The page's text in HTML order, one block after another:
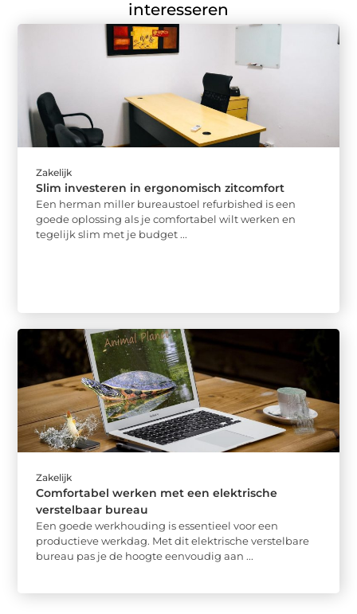
interesseren
Zakelijk
Slim investeren in ergonomisch zitcomfort
Een herman miller bureaustoel refurbished is een
goede oplossing als je comfortabel wilt werken en
tegelijk slim met je budget ...
Zakelijk
Comfortabel werken met een elektrische
verstelbaar bureau
Een goede werkhouding is essentieel voor een
productieve werkdag. Met dit elektrische verstelbare
bureau pas je de hoogte eenvoudig aan ...